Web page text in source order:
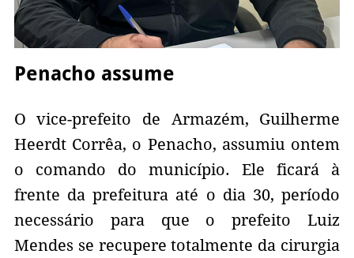
Penacho assume
O vice-prefeito de Armazém, Guilherme
Heerdt Corrêa, o Penacho, assumiu ontem
o comando do município. Ele ficará à
frente da prefeitura até o dia 30, período
necessário para que o prefeito Luiz
Mendes se recupere totalmente da cirurgia